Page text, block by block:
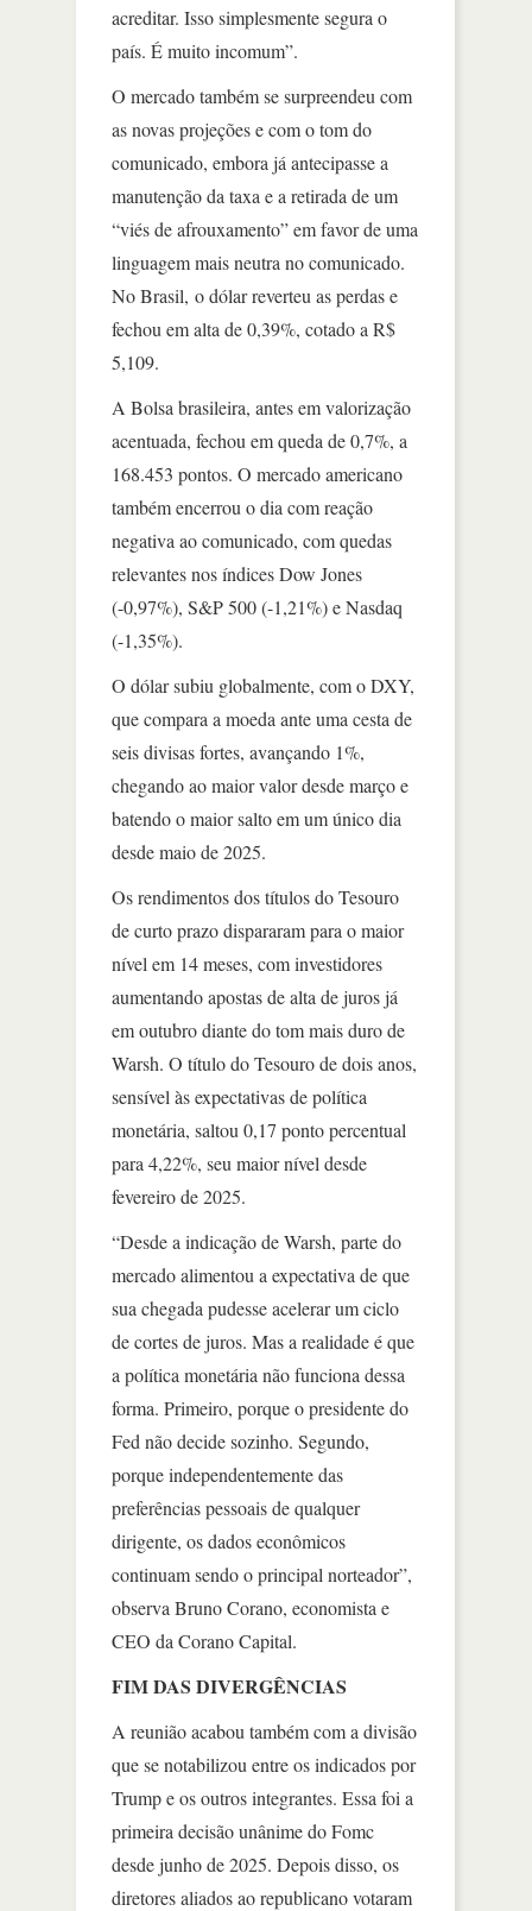
acreditar. Isso simplesmente segura o
país. É muito incomum”.
O mercado também se surpreendeu com
as novas projeções e com o tom do
comunicado, embora já antecipasse a
manutenção da taxa e a retirada de um
“viés de afrouxamento” em favor de uma
linguagem mais neutra no comunicado.
No Brasil, o dólar reverteu as perdas e
fechou em alta de 0,39%, cotado a R$
5,109.
A Bolsa brasileira, antes em valorização
acentuada, fechou em queda de 0,7%, a
168.453 pontos. O mercado americano
também encerrou o dia com reação
negativa ao comunicado, com quedas
relevantes nos índices Dow Jones
(-0,97%), S&P 500 (-1,21%) e Nasdaq
(-1,35%).
O dólar subiu globalmente, com o DXY,
que compara a moeda ante uma cesta de
seis divisas fortes, avançando 1%,
chegando ao maior valor desde março e
batendo o maior salto em um único dia
desde maio de 2025.
Os rendimentos dos títulos do Tesouro
de curto prazo dispararam para o maior
nível em 14 meses, com investidores
aumentando apostas de alta de juros já
em outubro diante do tom mais duro de
Warsh. O título do Tesouro de dois anos,
sensível às expectativas de política
monetária, saltou 0,17 ponto percentual
para 4,22%, seu maior nível desde
fevereiro de 2025.
“Desde a indicação de Warsh, parte do
mercado alimentou a expectativa de que
sua chegada pudesse acelerar um ciclo
de cortes de juros. Mas a realidade é que
a política monetária não funciona dessa
forma. Primeiro, porque o presidente do
Fed não decide sozinho. Segundo,
porque independentemente das
preferências pessoais de qualquer
dirigente, os dados econômicos
continuam sendo o principal norteador”,
observa Bruno Corano, economista e
CEO da Corano Capital.
FIM DAS DIVERGÊNCIAS
A reunião acabou também com a divisão
que se notabilizou entre os indicados por
Trump e os outros integrantes. Essa foi a
primeira decisão unânime do Fomc
desde junho de 2025. Depois disso, os
diretores aliados ao republicano votaram